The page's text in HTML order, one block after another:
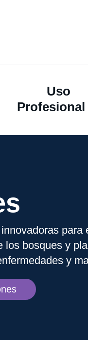
Uso
Profesional
para
los bosques y
y